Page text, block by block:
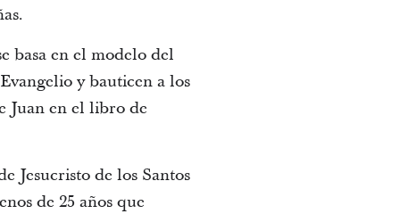
basa en el modelo del
y bauticen a los
Juan en el libro de
Jesucristo de los Santos
de 25 años que